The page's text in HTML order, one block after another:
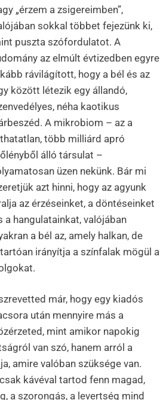
„érzem a zsigereimben”,
sokkal többet fejezünk ki,
puszta szófordulatot. A
az elmúlt évtizedben egyre
rávilágított, hogy a bél és az
között létezik egy állandó,
néha kaotikus
A mikrobiom – az a
több milliárd apró
álló társulat –
üzen nekünk. Bár mi
azt hinni, hogy az agyunk
az érzéseinket, a döntéseinket
a hangulatainkat, valójában
a bél az, amely halkan, de
irányítja a színfalak mögül a
már, hogy egy kiadós
után mennyire más a
mint amikor napokig
van szó, hanem arról a
amire valóban szüksége van.
kávéval tartod fenn magad,
a szorongás, a levertség mind